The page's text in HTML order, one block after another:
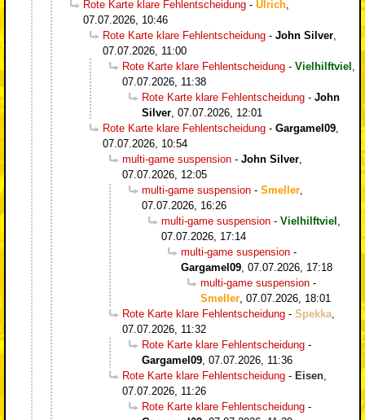
Rote Karte klare Fehlentscheidung - Ulrich
07.07.2026, 10:46
Rote Karte klare Fehlentscheidung - John Silver
07.07.2026, 11:00
Rote Karte klare Fehlentscheidung - Vielhilftviel
07.07.2026, 11:38
Rote Karte klare Fehlentscheidung - John
Silver 07.07.2026, 12:01
Rote Karte klare Fehlentscheidung - Gargamel09
07.07.2026, 10:54
multi-game suspension - John Silver
07.07.2026, 12:05
multi-game suspension - Smeller
07.07.2026, 16:26
multi-game suspension - Vielhilftviel
07.07.2026, 17:14
multi-game suspension -
Gargamel09 07.07.2026, 17:18
multi-game suspension -
Smeller 07.07.2026, 18:01
Rote Karte klare Fehlentscheidung - Spekka
07.07.2026, 11:32
Rote Karte klare Fehlentscheidung -
Gargamel09 07.07.2026, 11:36
Rote Karte klare Fehlentscheidung - Eisen
07.07.2026, 11:26
Rote Karte klare Fehlentscheidung -